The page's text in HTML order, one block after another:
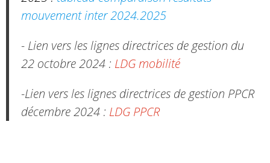
mouvement inter 2024.2025
- Lien vers les lignes directrices de gestion du
22 octobre 2024 : LDG mobilité
-Lien vers les lignes directrices de gestion PPCR
décembre 2024 : LDG PPCR